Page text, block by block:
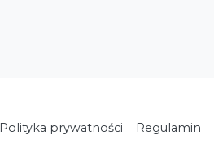
Polityka prywatności Regulamin